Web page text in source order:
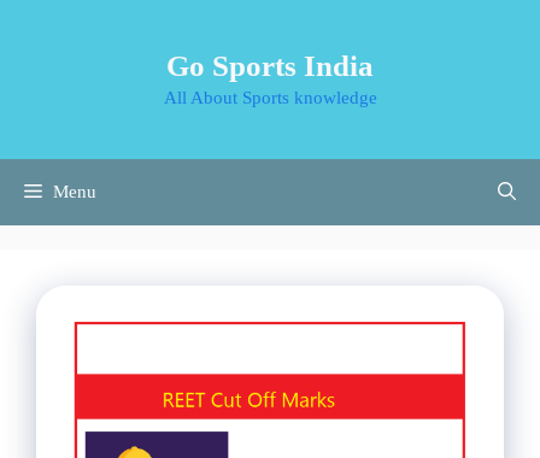
Go Sports India
All About Sports knowledge
Menu